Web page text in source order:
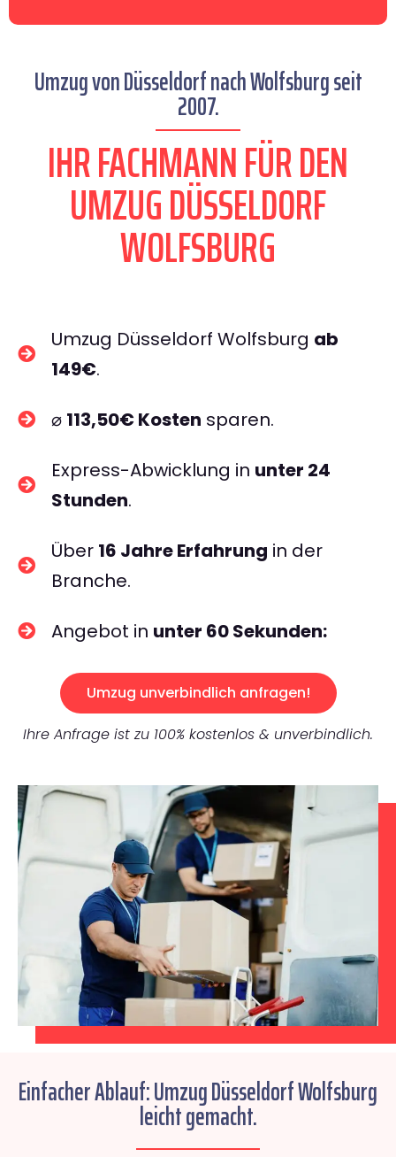
Umzug von Düsseldorf nach Wolfsburg seit
2007.
IHR FACHMANN FÜR DEN
UMZUG DÜSSELDORF
WOLFSBURG
Umzug Düsseldorf Wolfsburg ab
149€.
⌀ 113,50€ Kosten sparen.
Express-Abwicklung in unter 24
Stunden.
Über 16 Jahre Erfahrung in der
Branche.
Angebot in unter 60 Sekunden:
Umzug unverbindlich anfragen!
Ihre Anfrage ist zu 100% kostenlos & unverbindlich.
Einfacher Ablauf: Umzug Düsseldorf Wolfsburg
leicht gemacht.